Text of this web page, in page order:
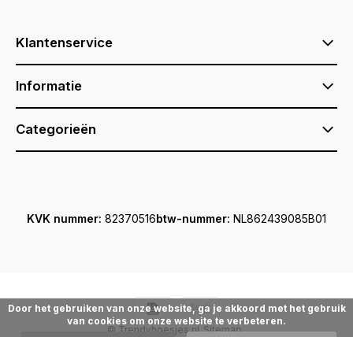
Klantenservice
Informatie
Categorieën
KVK nummer: 82370516btw-nummer: NL862439085B01
© Trendyhoesjes.nl Sitemap
Door het gebruiken van onze website, ga je akkoord met het gebruik
van cookies om onze website te verbeteren.